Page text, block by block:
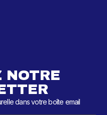
NOTRE
dans votre boîte email